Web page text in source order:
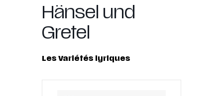
Hänsel und
Gretel
Les Variétés lyriques